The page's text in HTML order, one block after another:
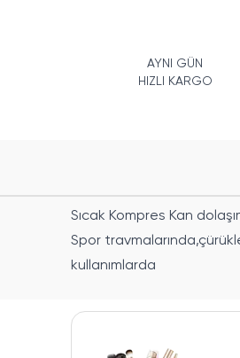
AYNI GÜN
HIZLI KARGO
Sıcak Kompres Kan
Spor
kullanımlarda